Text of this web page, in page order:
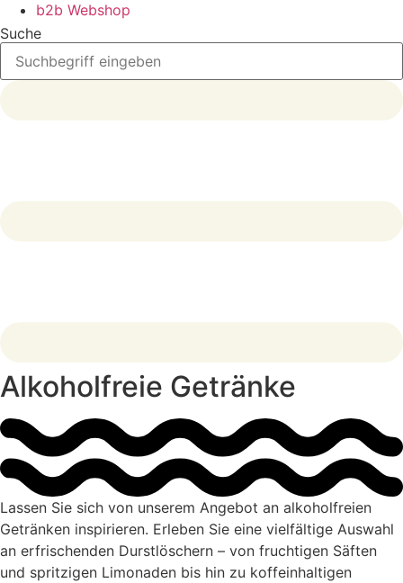
b2b Webshop
Suche
Alkoholfreie Getränke
Lassen Sie sich von unserem Angebot an alkoholfreien
Getränken inspirieren. Erleben Sie eine vielfältige Auswahl
an erfrischenden Durstlöschern – von fruchtigen Säften
und spritzigen Limonaden bis hin zu koffeinhaltigen